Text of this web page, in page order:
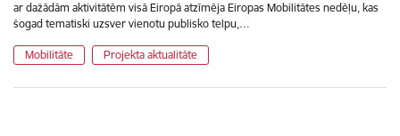
ar dažādām aktivitātēm visā Eiropā atzīmēja Eiropas Mobilitātes nedēļu, kas
šogad tematiski uzsver vienotu publisko telpu,…
Mobilitāte Projekta aktualitāte